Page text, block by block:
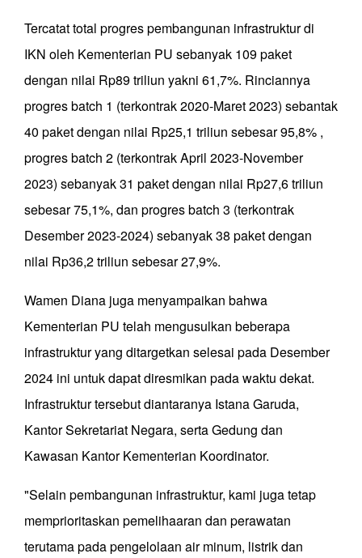
Tercatat total progres pembangunan infrastruktur di
IKN oleh Kementerian PU sebanyak 109 paket
dengan nilai Rp89 triliun yakni 61,7%. Rinciannya
progres batch 1 (terkontrak 2020-Maret 2023) sebantak
40 paket dengan nilai Rp25,1 triliun sebesar 95,8% ,
progres batch 2 (terkontrak April 2023-November
2023) sebanyak 31 paket dengan nilai Rp27,6 triliun
sebesar 75,1%, dan progres batch 3 (terkontrak
Desember 2023-2024) sebanyak 38 paket dengan
nilai Rp36,2 triliun sebesar 27,9%.
Wamen Diana juga menyampaikan bahwa
Kementerian PU telah mengusulkan beberapa
infrastruktur yang ditargetkan selesai pada Desember
2024 ini untuk dapat diresmikan pada waktu dekat.
Infrastruktur tersebut diantaranya Istana Garuda,
Kantor Sekretariat Negara, serta Gedung dan
Kawasan Kantor Kementerian Koordinator.
"Selain pembangunan infrastruktur, kami juga tetap
memprioritaskan pemelihaaran dan perawatan
terutama pada pengelolaan air minum, listrik dan